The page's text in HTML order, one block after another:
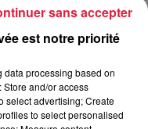
est notre priorité
data processing based on
and/or access
select advertising; Create
to select personalised
sans accepter